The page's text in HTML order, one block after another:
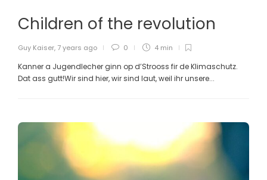
Children of the revolution
Guy Kaiser, 7 years ago 0 4 min
Kanner a Jugendlecher ginn op d’Strooss fir de Klimaschutz.
Dat ass gutt!Wir sind hier, wir sind laut, weil ihr unsere...